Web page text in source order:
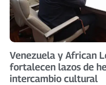
Venezuela y African
fortalecen lazos de
intercambio cultural